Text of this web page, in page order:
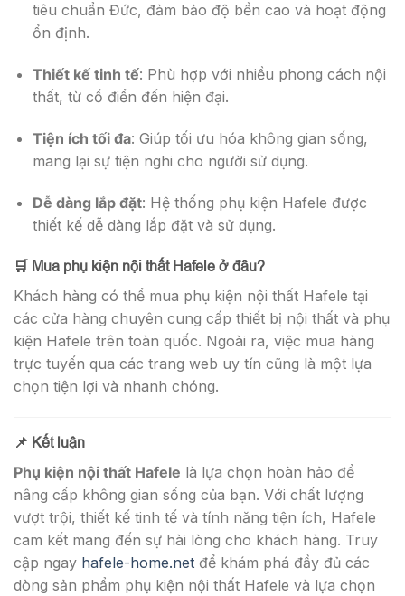
tiêu chuẩn Đức, đảm bảo độ bền cao và hoạt động
ổn định.
Thiết kế tinh tế: Phù hợp với nhiều phong cách nội
thất, từ cổ điển đến hiện đại.
Tiện ích tối đa: Giúp tối ưu hóa không gian sống,
mang lại sự tiện nghi cho người sử dụng.
Dễ dàng lắp đặt: Hệ thống phụ kiện Hafele được
thiết kế dễ dàng lắp đặt và sử dụng.
🛒 Mua phụ kiện nội thất Hafele ở đâu?
Khách hàng có thể mua phụ kiện nội thất Hafele tại
các cửa hàng chuyên cung cấp thiết bị nội thất và phụ
kiện Hafele trên toàn quốc. Ngoài ra, việc mua hàng
trực tuyến qua các trang web uy tín cũng là một lựa
chọn tiện lợi và nhanh chóng.
📌 Kết luận
Phụ kiện nội thất Hafele là lựa chọn hoàn hảo để
nâng cấp không gian sống của bạn. Với chất lượng
vượt trội, thiết kế tinh tế và tính năng tiện ích, Hafele
cam kết mang đến sự hài lòng cho khách hàng. Truy
cập ngay hafele-home.net để khám phá đầy đủ các
dòng sản phẩm phụ kiện nội thất Hafele và lựa chọn